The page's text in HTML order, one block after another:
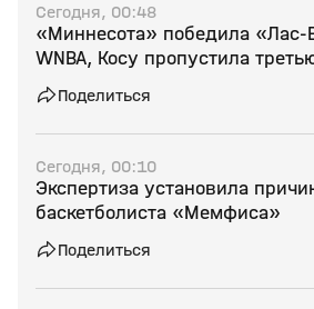
Сегодня, 00:48
«Миннесота» победила
WNBA, Косу пропустила
Поделиться
Сегодня, 00:10
Экспертиза установила
баскетболиста «Мемфиса»
Поделиться